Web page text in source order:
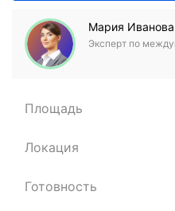
Мария Иванова
Эксперт по
Площадь
Локация
Готовность